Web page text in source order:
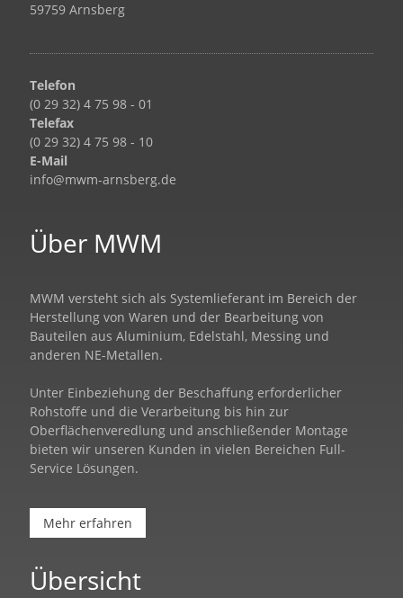
59759 Arnsberg
Telefon
(0 29 32) 4 75 98 - 01
Telefax
(0 29 32) 4 75 98 - 10
E-Mail
info@mwm-arnsberg.de
Über MWM
MWM versteht sich als Systemlieferant im Bereich der
Herstellung von Waren und der Bearbeitung von
Bauteilen aus Aluminium, Edelstahl, Messing und
anderen NE-Metallen.
Unter Einbeziehung der Beschaffung erforderlicher
Rohstoffe und die Verarbeitung bis hin zur
Oberflächenveredlung und anschließender Montage
bieten wir unseren Kunden in vielen Bereichen Full-
Service Lösungen.
Mehr erfahren
Übersicht